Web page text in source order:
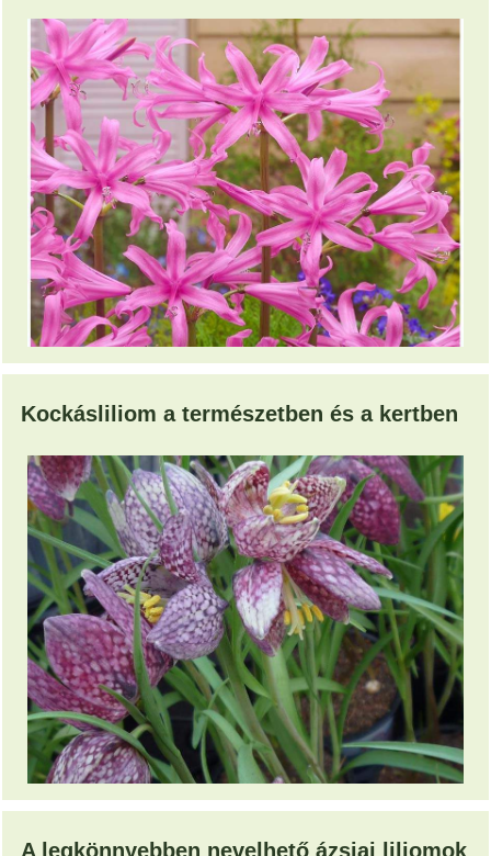
Kockásliliom a természetben és a kertben
A legkönnyebben nevelhető ázsiai liliomok